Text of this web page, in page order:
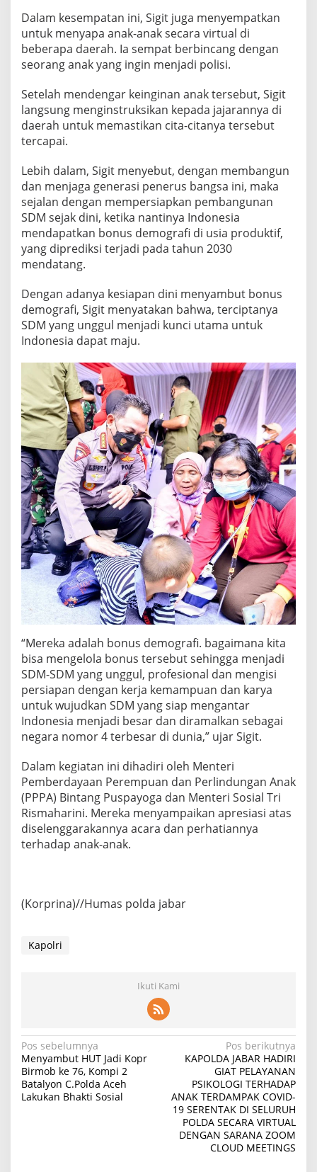
Dalam kesempatan ini, Sigit juga menyempatkan
untuk menyapa anak-anak secara virtual di
beberapa daerah. Ia sempat berbincang dengan
seorang anak yang ingin menjadi polisi.
Setelah mendengar keinginan anak tersebut, Sigit
langsung menginstruksikan kepada jajarannya di
daerah untuk memastikan cita-citanya tersebut
tercapai.
Lebih dalam, Sigit menyebut, dengan membangun
dan menjaga generasi penerus bangsa ini, maka
sejalan dengan mempersiapkan pembangunan
SDM sejak dini, ketika nantinya Indonesia
mendapatkan bonus demografi di usia produktif,
yang diprediksi terjadi pada tahun 2030
mendatang.
Dengan adanya kesiapan dini menyambut bonus
demografi, Sigit menyatakan bahwa, terciptanya
SDM yang unggul menjadi kunci utama untuk
Indonesia dapat maju.
“Mereka adalah bonus demografi. bagaimana kita
bisa mengelola bonus tersebut sehingga menjadi
SDM-SDM yang unggul, profesional dan mengisi
persiapan dengan kerja kemampuan dan karya
untuk wujudkan SDM yang siap mengantar
Indonesia menjadi besar dan diramalkan sebagai
negara nomor 4 terbesar di dunia,” ujar Sigit.
Dalam kegiatan ini dihadiri oleh Menteri
Pemberdayaan Perempuan dan Perlindungan Anak
(PPPA) Bintang Puspayoga dan Menteri Sosial Tri
Rismaharini. Mereka menyampaikan apresiasi atas
diselenggarakannya acara dan perhatiannya
terhadap anak-anak.
(Korprina)//Humas polda jabar
Kapolri
Ikuti Kami
Navigasi
pos
Pos sebelumnya
Menyambut HUT Jadi Kopr
Birmob ke 76, Kompi 2
Batalyon C.Polda Aceh
Lakukan Bhakti Sosial
Pos berikutnya
KAPOLDA JABAR HADIRI
GIAT PELAYANAN
PSIKOLOGI TERHADAP
ANAK TERDAMPAK COVID-
19 SERENTAK DI SELURUH
POLDA SECARA VIRTUAL
DENGAN SARANA ZOOM
CLOUD MEETINGS